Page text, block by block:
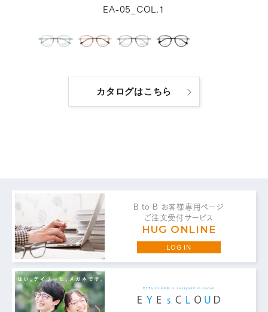
EA-05_COL.1
カタログはこちら
お問い合わせ・ご意見は
こちらからお願いいたします。
B to B お客様専用ページ
ご注文受付サービス
HUG ONLINE
LOG IN